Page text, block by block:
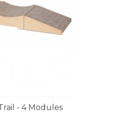
- 4 Modules